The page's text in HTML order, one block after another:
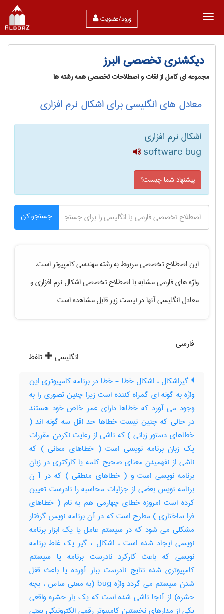
ورود/عضویت
دیکشنری تخصصی البرز
مجموعه ای کامل از لغات و اصطلاحات تخصصی همه رشته ها
معادل های انگلیسی برای اشکال نرم افزاری
اشکال نرم افزاری
software bug
پیشنهاد شما چیست؟
جستجو کن
این اصطلاح تخصصی مربوط به رشتهمهندسی كامپيوتراست.
واژه های فارسی مشابه با اصطلاح تخصصیاشکال نرم افزاریو
معادل انگلیسی آنها در لیست زیر قابل مشاهده است
فارسی
انگلیسی
تلفظ
گیراشکال ، اشکال خطا - خطا در برنامه کامپیوتری این
واژه به گونه ای گمراه کننده است زیرا چنین تصوری را به
وجود می آورد که خطاها دارای عمر خاص خود هستند
در حالی که چنین نیست خطاها حد اقل سه گونه اند (
خطاهای دستور زبانی ) که ناشی از رعایت نکردن مقررات
یک زبان برنامه نویسی است ( خطاهای معانی ) که
ناشی از نفهمیدن معنای صحیح کلمه یا کارکتری در زبان
برنامه نویسی است و ( خطاهای منطقی ) که در آ ن
برنامه نویس بعضی از جزئیات محاسبه را نادرست تعیین
کرده است امروزه خطای چهارمی هم به نام ( خطاهای
فرا ساختاری ) مطرح است که در آن برنامه نویس گرفتار
مشکلی می شود که در سیستم عامل یا یک ابزار برنامه
نویسی ایجاد شده است ، اشکال ، گیر یک غلط برنامه
نویسی که باعث کارکرد نادرست برنامه یا سیستم
کامپیوتری شده نتایج نادرست ببار آورده یا باعث قفل
شدن سیستم می گردد واژه bug (به معنی ساس ، بچه
حشره) از آنجا ناشی شده است که یک بار حشره واقعی
یکی از مدارهای نخستین کامپیوتر رقمی الکترونیکی یعنی